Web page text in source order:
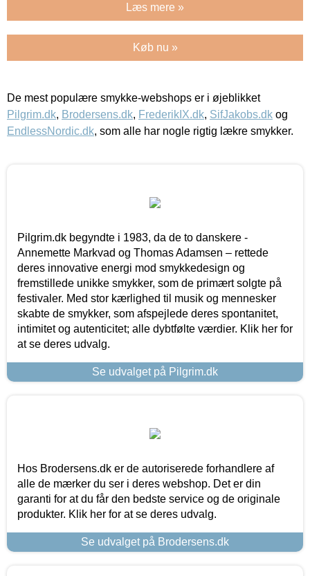
Læs mere »
Køb nu »
De mest populære smykke-webshops er i øjeblikket
Pilgrim.dk, Brodersens.dk, FrederikIX.dk, SifJakobs.dk og
EndlessNordic.dk, som alle har nogle rigtig lækre smykker.
Pilgrim.dk begyndte i 1983, da de to danskere -
Annemette Markvad og Thomas Adamsen – rettede
deres innovative energi mod smykkedesign og
fremstillede unikke smykker, som de primært solgte på
festivaler. Med stor kærlighed til musik og mennesker
skabte de smykker, som afspejlede deres spontanitet,
intimitet og autenticitet; alle dybtfølte værdier. Klik her for
at se deres udvalg.
Se udvalget på Pilgrim.dk
Hos Brodersens.dk er de autoriserede forhandlere af
alle de mærker du ser i deres webshop. Det er din
garanti for at du får den bedste service og de originale
produkter. Klik her for at se deres udvalg.
Se udvalget på Brodersens.dk